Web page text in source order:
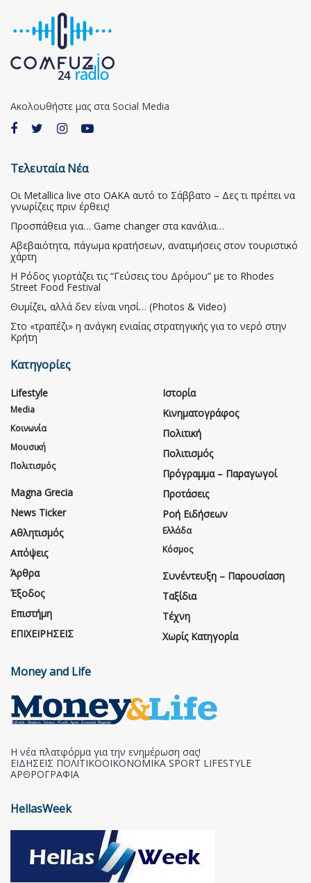
Ακολουθήστε μας στα Social Media
Τελευταία Νέα
Οι Metallica live στο ΟΑΚΑ αυτό το Σάββατο – Δες τι πρέπει να
γνωρίζεις πριν έρθεις!
Προσπάθεια για… Game changer στα κανάλια…
Αβεβαιότητα, πάγωμα κρατήσεων, ανατιμήσεις στον τουριστικό
χάρτη
Η Ρόδος γιορτάζει τις “Γεύσεις του Δρόμου” με το Rhodes
Street Food Festival
Θυμίζει, αλλά δεν είναι νησί… (Photos & Video)
Στο «τραπέζι» η ανάγκη ενιαίας στρατηγικής για το νερό στην
Κρήτη
Κατηγορίες
Lifestyle
Media
Κοινωνία
Μουσική
Πολιτισμός
Magna Grecia
News Ticker
Αθλητισμός
Απόψεις
Άρθρα
Έξοδος
Επιστήμη
ΕΠΙΧΕΙΡΗΣΕΙΣ
Ιστορία
Κινηματογράφος
Πολιτική
Πολιτισμός
Πρόγραμμα – Παραγωγοί
Προτάσεις
Ροή Ειδήσεων
Ελλάδα
Κόσμος
Συνέντευξη – Παρουσίαση
Ταξίδια
Τέχνη
Χωρίς Κατηγορία
Money and Life
Η νέα πλατφόρμα για την ενημέρωση σας!
ΕΙΔΗΣΕΙΣ ΠΟΛΙΤΙΚΟΟΙΚΟΝΟΜΙΚΑ SPORT LIFESTYLE
ΑΡΘΡΟΓΡΑΦΙΑ
HellasWeek